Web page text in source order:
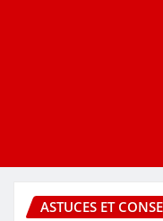
ASTUCES ET